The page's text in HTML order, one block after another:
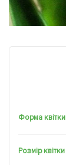
Форма квітки
Розмір квітки